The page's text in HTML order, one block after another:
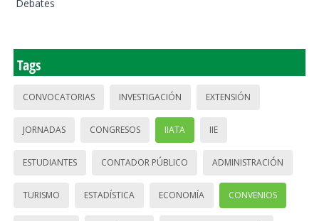
Debates
Tags
CONVOCATORIAS INVESTIGACIÓN EXTENSIÓN
JORNADAS CONGRESOS IIATA IIE
ESTUDIANTES CONTADOR PÚBLICO ADMINISTRACIÓN
TURISMO ESTADÍSTICA ECONOMÍA CONVENIOS